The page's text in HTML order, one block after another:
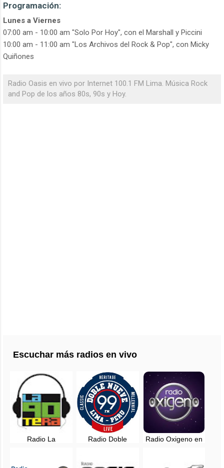
Programación:
Lunes a Viernes
07:00 am - 10:00 am "Solo Por Hoy", con el Marshall y Piccini
10:00 am - 11:00 am "Los Archivos del Rock & Pop", con Micky
Quiñones
Radio Oasis en vivo por Internet 100.1 FM Lima. Música Rock
and Pop de los años 80s, 90s y Hoy.
Escuchar más radios en vivo
Radio La
Radio Doble
Radio Oxigeno en